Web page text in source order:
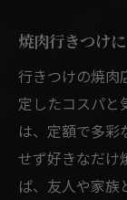
焼肉行きつけ
行きつけの焼肉
定したコスパと
は、定額で多彩
せず好きなだけ
ば、友人や家族